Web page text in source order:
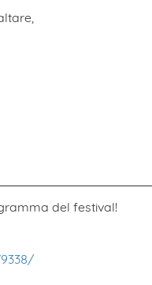
del festival!